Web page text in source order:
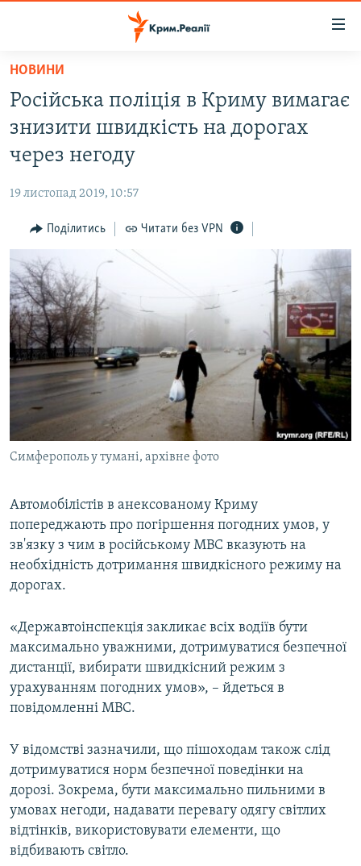
Перейти
основного
матеріалу
основної
Перейти
до
пошуку
БЛОГИ
ПОГЛЯД
ІНТЕРВ'Ю
ВСЕ ЗА ДЕНЬ
СПЕЦПРОЕКТИ
ДЕПОРТАЦІЯ
ВІДЕОУРОКИ «ELIFBE»
СВІДЧЕННЯ ОКУПАЦІЇ
УКРАЇНСЬКА ПРОБЛЕМА КРИМУ
ІНФОГРАФІКА
ЯК ОБІЙТИ БЛОКУВАННЯ
Русский
Qırımtatar
ДОЛУЧАЙСЯ!
Усі сайти RFE/RL
НОВИНИ
Російська поліція в Криму вимагає
знизити швидкість на дорогах
через негоду
19 листопад 2019, 10:57
Поділитись Читати без VPN
Симферополь у тумані, архівне фото
Автомобілістів в анексованому Криму
попереджають про погіршення погодних умов, у
зв'язку з чим в російському МВС вказують на
необхідність дотримання швидкісного режиму на
дорогах.
«Державтоінспекція закликає всіх водіїв бути
максимально уважними, дотримуватися безпечної
дистанції, вибирати швидкісний режим з
урахуванням погодних умов», – йдеться в
повідомленні МВС.
У відомстві зазначили, що пішоходам також слід
дотримуватися норм безпечної поведінки на
дорозі. Зокрема, бути максимально пильними в
умовах негоди, надавати перевагу одягу світлих
відтінків, використовувати елементи, що
відбивають світло.